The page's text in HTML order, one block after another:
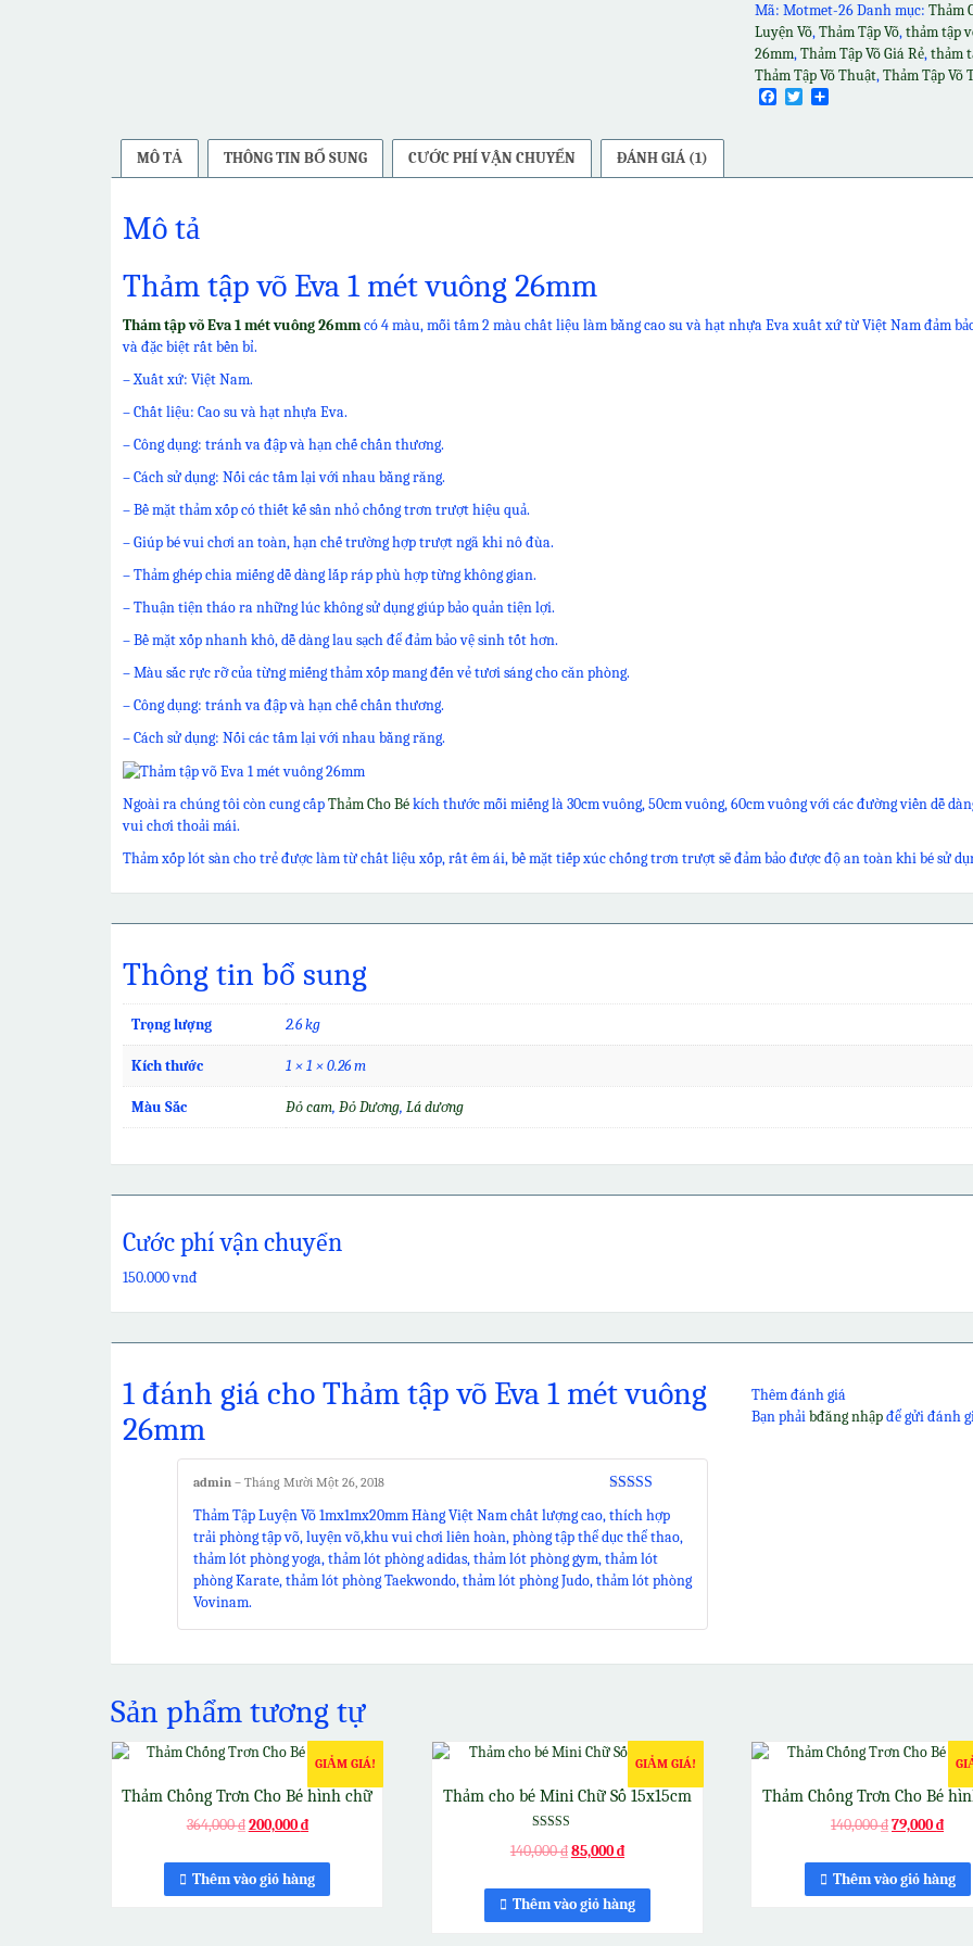
Eva
1
mét
vuông
26mm
Mã: Motmet-26Danh mục: Thảm
Luyện Võ,Thảm Tập Võ,thảm tập
26mm,Thảm Tập Võ Giá Rẻ,thảm
Thảm Tập Võ Thuật,Thảm Tập Võ
Facebook
TwitterShare
MÔ TẢ THÔNG TIN BỔ SUNG CƯỚC PHÍ VẬN CHUYỂN ĐÁNH GIÁ (1)
Mô tả
Thảm tập võ Eva 1 mét vuông 26mm
Thảm tập võ Eva 1 mét vuông 26mmcó 4 màu, mỗi tấm 2 màu chất liệu làm bằng cao su và hạt nhựa Eva xuất xứ từ Việt Nam đảm
và đặc biệt rất bền bỉ.
– Xuất xứ: Việt Nam.
– Chất liệu: Cao su và hạt nhựa Eva.
– Công dụng: tránh va đập và hạn chế chấn thương.
– Cách sử dụng: Nối các tấm lại với nhau bằng răng.
– Bề mặt thảm xốp có thiết kế sần nhỏ chống trơn trượt hiệu quả.
– Giúp bé vui chơi an toàn, hạn chế trường hợp trượt ngã khi nô đùa.
– Thảm ghép chia miếng dễ dàng lắp ráp phù hợp từng không gian.
– Thuận tiện tháo ra những lúc không sử dụng giúp bảo quản tiện lợi.
– Bề mặt xốp nhanh khô, dễ dàng lau sạch để đảm bảo vệ sinh tốt hơn.
– Màu sắc rực rỡ của từng miếng thảm xốp mang đến vẻ tươi sáng cho căn phòng.
– Công dụng: tránh va đập và hạn chế chấn thương.
– Cách sử dụng: Nối các tấm lại với nhau bằng răng.
Ngoài ra chúng tôi còn cung cấpThảm Cho Békích thước mỗi miếng là 30cm vuông, 50cm vuông, 60cm vuông với các đường viền dễ
vui chơi thoải mái.
Thảm xốp lót sàn cho trẻ được làm từ chất liệu xốp, rất êm ái, bề mặt tiếp xúc chống trơn trượt sẽ đảm bảo được độ an toàn khi bé sử
Thông tin bổ sung
Trọng lượng 2.6 kg
Kích thước 1 × 1 × 0.26 m
Màu Sắc Đỏ cam, Đỏ Dương, Lá dương
Cước phí vận chuyển
150.000 vnđ
1 đánh giá cho Thảm tập võ Eva 1 mét vuông
26mm
Được xếp
hạng 55 sao
admin – Tháng Mười Một 26, 2018
Thảm Tập Luyện Võ 1mx1mx20mm Hàng Việt Nam chất lượng cao, thích hợp
trải phòng tập võ, luyện võ,khu vui chơi liên hoàn, phòng tập thể dục thể thao,
thảm lót phòng yoga, thảm lót phòng adidas, thảm lót phòng gym, thảm lót
phòng Karate, thảm lót phòng Taekwondo, thảm lót phòng Judo, thảm lót phòng
Vovinam.‎
Thêm đánh giá
Bạn phảibđăng nhậpđể gửi đánh
Sản phẩm tương tự
GIẢM GIÁ!
Thảm Chống Trơn Cho Bé hình chữ
364,000₫200,000₫
Thêm vào giỏ hàng
GIẢM GIÁ!
Thảm cho bé Mini Chữ Số 15x15cm
hạng
140,000₫85,000₫
Thêm vào giỏ hàng
Thảm Chống Trơn Cho Bé
140,000₫79,000₫
Thêm vào giỏ hàng